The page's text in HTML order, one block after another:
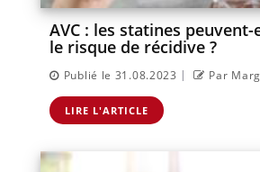
AVC : les statines
le risque de récidive ?
Publié le 31.08.2023 | Par
LIRE L'ARTICLE